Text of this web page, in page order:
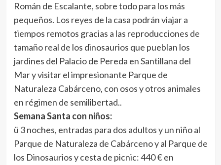
Román de Escalante, sobre todo para los más
pequeños. Los reyes de la casa podrán viajar a
tiempos remotos gracias a las reproducciones de
tamaño real de los dinosaurios que pueblan los
jardines del Palacio de Pereda en Santillana del
Mar y visitar el impresionante Parque de
Naturaleza Cabárceno, con osos y otros animales
en régimen de semilibertad..
Semana Santa con niños:
ü 3 noches, entradas para dos adultos y un niño al
Parque de Naturaleza de Cabárceno y al Parque de
los Dinosaurios y cesta de picnic: 440 € en